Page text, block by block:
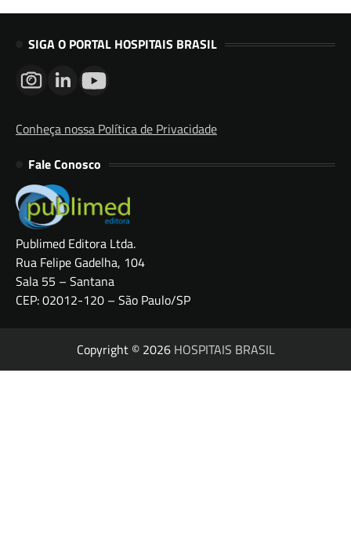
SIGA O PORTAL HOSPITAIS BRASIL
Conheça nossa Política de Privacidade
Fale Conosco
Publimed Editora Ltda.
Rua Felipe Gadelha, 104
Sala 55 – Santana
CEP: 02012-120 – São Paulo/SP
Copyright © 2026 HOSPITAIS BRASIL